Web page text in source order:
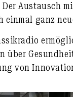
Austausch
einmal ganz
über
von